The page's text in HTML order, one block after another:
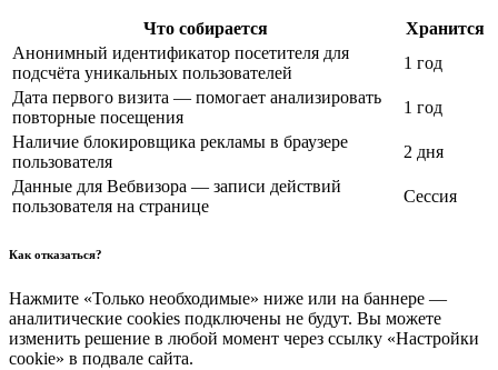
Что собирается
Хранится
Анонимный идентификатор посетителя для
подсчёта уникальных пользователей
1 год
Дата первого визита — помогает анализировать
повторные посещения
1 год
Наличие блокировщика рекламы в браузере
пользователя
2 дня
Данные для Вебвизора — записи действий
пользователя на странице
Сессия
Как отказаться?
Нажмите «Только необходимые» ниже или на баннере —
аналитические cookies подключены не будут. Вы можете
изменить решение в любой момент через ссылку «Настройки
cookie» в подвале сайта.